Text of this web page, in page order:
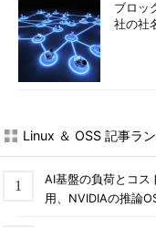
ブロッ
社の社
Linux ＆ OSS 記事ラ
AI基盤の負荷とコ
用、NVIDIAの推論